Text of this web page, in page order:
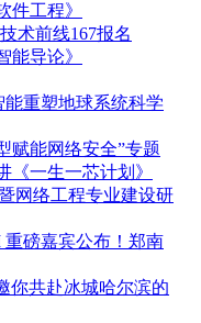
件工程》
术前线167报名
能导论》
能重塑地球系统科学
赋能网络安全”专题
《一生一芯计划》
网络工程专业建设研
重磅嘉宾公布！郑南
你共赴冰城哈尔滨的